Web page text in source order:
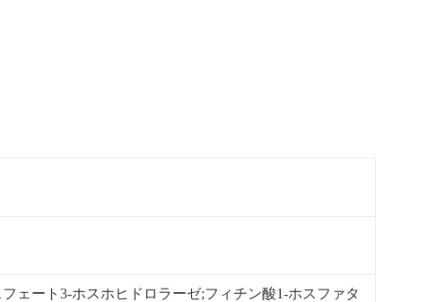
ェート3-ホスホヒドロラーゼ;フィチン酸1-ホスファタ